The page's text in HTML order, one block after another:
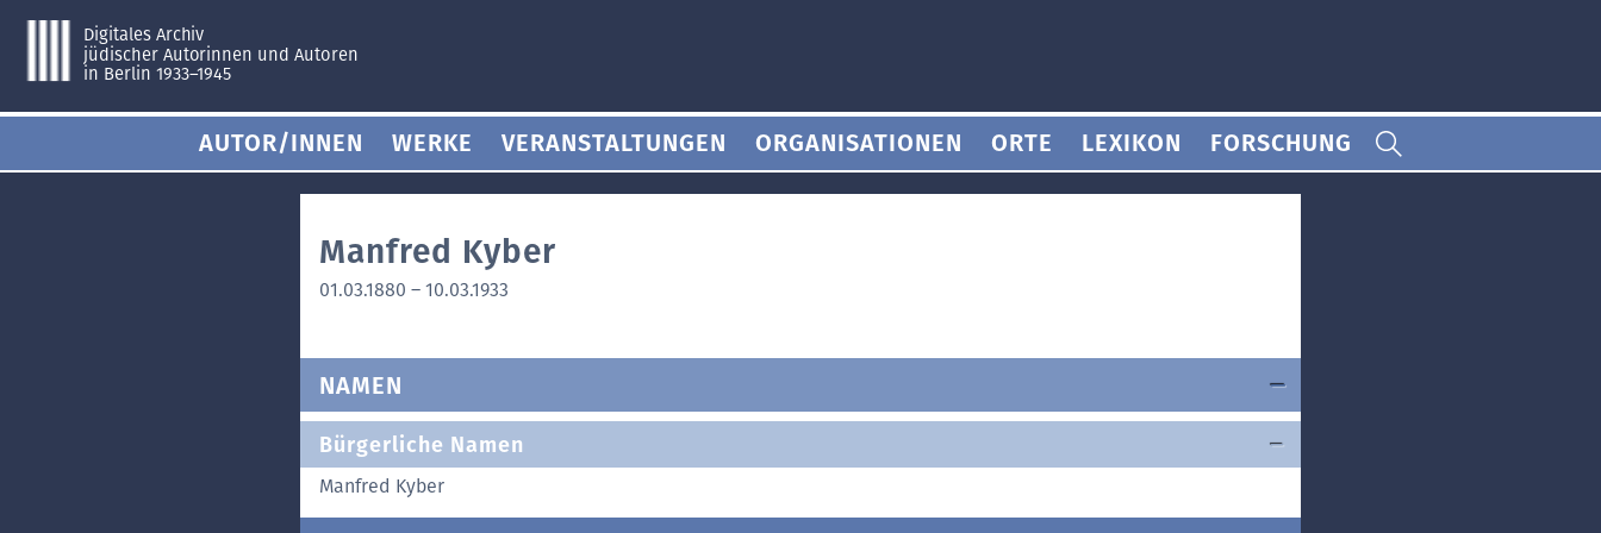
Digitales Archiv
jüdischer Autorinnen und Autoren
in Berlin 1933–1945
AUTOR/INNEN WERKE VERANSTALTUNGEN ORGANISATIONEN ORTE LEXIKON FORSCHUNG
Manfred Kyber
01.03.1880 – 10.03.1933
NAMEN
Bürgerliche Namen
Manfred Kyber